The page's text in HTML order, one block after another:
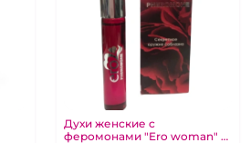
Духи женские с
феромонами "Ero woman" в